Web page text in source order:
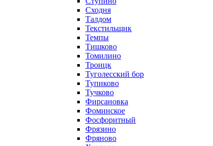
Сходня
Талдом
Текстильщик
Темпы
Тишково
Томилино
Троицк
Туголесский бор
Тупиково
Тучково
Фирсановка
Фоминское
Фосфоритный
Фрязино
Фряново